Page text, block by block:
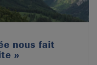
nous fait
»